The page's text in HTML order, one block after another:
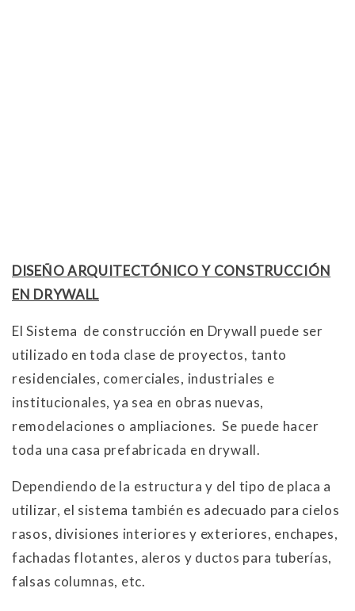
DISEÑO ARQUITECTÓNICO Y CONSTRUCCIÓN
EN DRYWALL
El Sistema de construcción en Drywall puede ser
utilizado en toda clase de proyectos, tanto
residenciales, comerciales, industriales e
institucionales, ya sea en obras nuevas,
remodelaciones o ampliaciones. Se puede hacer
toda una casa prefabricada en drywall.
Dependiendo de la estructura y del tipo de placa a
utilizar, el sistema también es adecuado para cielos
rasos, divisiones interiores y exteriores, enchapes,
fachadas flotantes, aleros y ductos para tuberías,
falsas columnas, etc.